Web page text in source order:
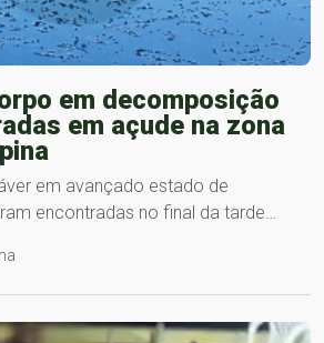
em decomposição
em açude na zona
em avançado estado de
encontradas no final da tarde…